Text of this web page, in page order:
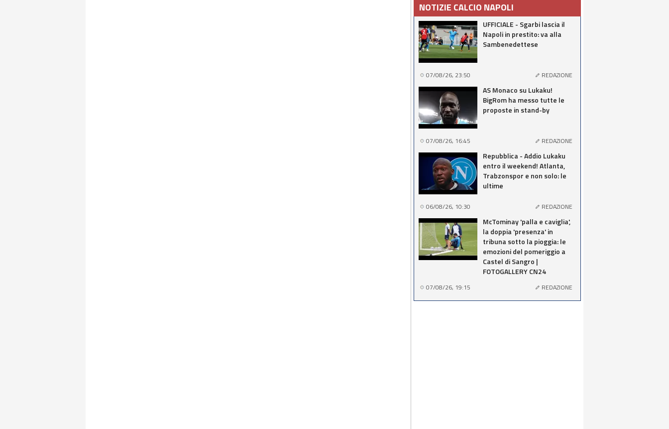
NOTIZIE CALCIO NAPOLI
UFFICIALE - Sgarbi lascia il
Napoli in prestito: va alla
Sambenedettese
07/08/26, 23:50 REDAZIONE
AS Monaco su Lukaku!
BigRom ha messo tutte le
proposte in stand-by
07/08/26, 16:45 REDAZIONE
Repubblica - Addio Lukaku
entro il weekend! Atlanta,
Trabzonspor e non solo: le
ultime
06/08/26, 10:30 REDAZIONE
McTominay 'palla e caviglia',
la doppia 'presenza' in
tribuna sotto la pioggia: le
emozioni del pomeriggio a
Castel di Sangro |
FOTOGALLERY CN24
07/08/26, 19:15 REDAZIONE